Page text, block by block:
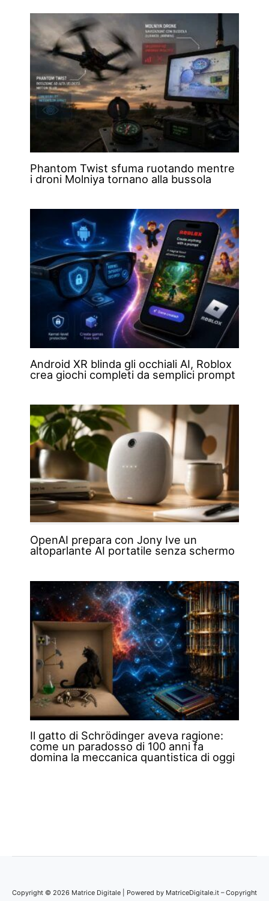
Phantom Twist sfuma ruotando mentre
i droni Molniya tornano alla bussola
Android XR blinda gli occhiali AI, Roblox
crea giochi completi da semplici prompt
OpenAI prepara con Jony Ive un
altoparlante AI portatile senza schermo
Il gatto di Schrödinger aveva ragione:
come un paradosso di 100 anni fa
domina la meccanica quantistica di oggi
Copyright © 2026 Matrice Digitale | Powered by MatriceDigitale.it – Copyright